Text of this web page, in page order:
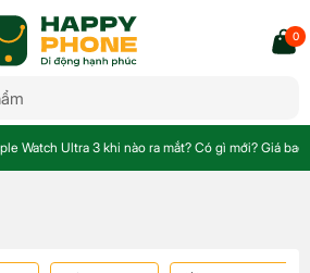
0
Watch Ultra 3 khi nào ra mắt? Có gì mới? Giá bao